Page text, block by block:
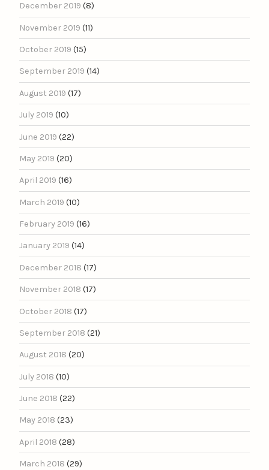
December 2019 (8)
November 2019 (11)
October 2019 (15)
September 2019 (14)
August 2019 (17)
July 2019 (10)
June 2019 (22)
May 2019 (20)
April 2019 (16)
March 2019 (10)
February 2019 (16)
January 2019 (14)
December 2018 (17)
November 2018 (17)
October 2018 (17)
September 2018 (21)
August 2018 (20)
July 2018 (10)
June 2018 (22)
May 2018 (23)
April 2018 (28)
March 2018 (29)